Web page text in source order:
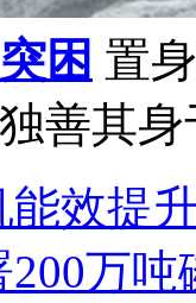
困 置
善其
能效提
200万